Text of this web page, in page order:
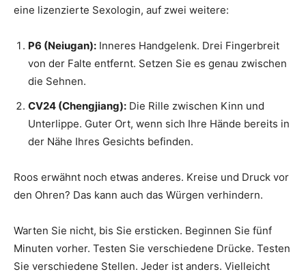
eine lizenzierte Sexologin, auf zwei weitere:
P6 (Neiugan): Inneres Handgelenk. Drei Fingerbreit
von der Falte entfernt. Setzen Sie es genau zwischen
die Sehnen.
CV24 (Chengjiang): Die Rille zwischen Kinn und
Unterlippe. Guter Ort, wenn sich Ihre Hände bereits in
der Nähe Ihres Gesichts befinden.
Roos erwähnt noch etwas anderes. Kreise und Druck vor
den Ohren? Das kann auch das Würgen verhindern.
Warten Sie nicht, bis Sie ersticken. Beginnen Sie fünf
Minuten vorher. Testen Sie verschiedene Drücke. Testen
Sie verschiedene Stellen. Jeder ist anders. Vielleicht